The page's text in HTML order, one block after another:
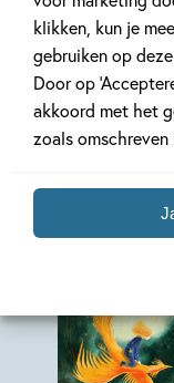
klikken, kun je
gebruiken op
Door op
akkoord met het
zoals omschreven
Meer van